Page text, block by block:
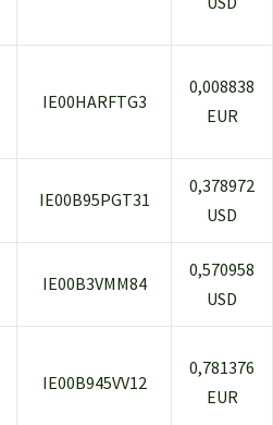
IE00HARFTG3
0,008838
EUR
IE00B95PGT31
0,378972
USD
IE00B3VMM84
0,570958
USD
IE00B945VV12
0,781376
EUR